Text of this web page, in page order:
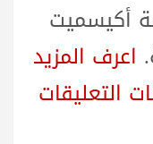
أكيسميت
اعرف المزيد
التعليقات